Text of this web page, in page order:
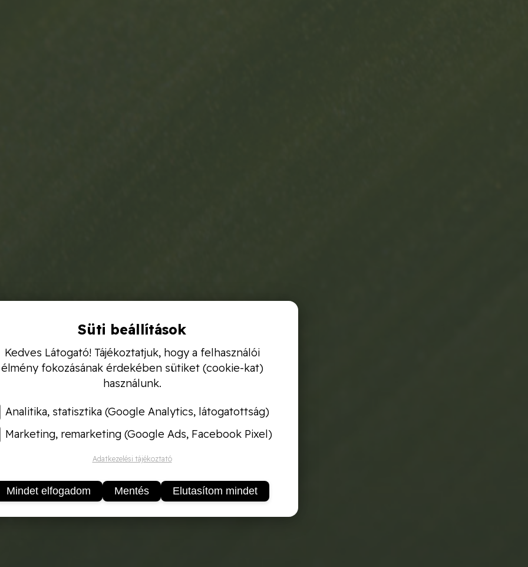
Süti beállítások
Kedves Látogató! Tájékoztatjuk, hogy a felhasználói
élmény fokozásának érdekében sütiket (cookie-kat)
használunk.
Analitika, statisztika (Google Analytics, látogatottság)
Marketing, remarketing (Google Ads, Facebook Pixel)
Adatkezelési tájékoztató
Mindet elfogadom Mentés Elutasítom mindet